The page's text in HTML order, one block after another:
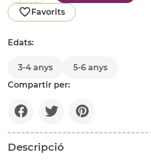
Favorits
Edats:
3-4 anys
5-6 anys
Compartir per:
Descripció